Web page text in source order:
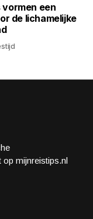
een
de lichamelijke
mijnreistips.nl